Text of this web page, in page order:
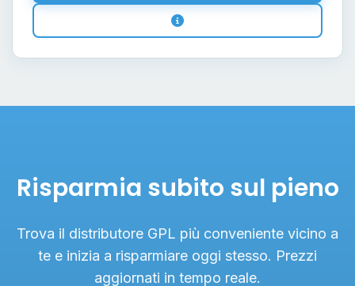
Risparmia subito sul pieno
Trova il distributore GPL più conveniente vicino a
te e inizia a risparmiare oggi stesso. Prezzi
aggiornati in tempo reale.